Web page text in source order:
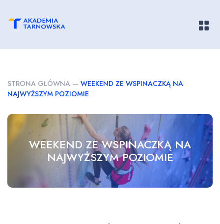
STRONA GŁÓWNA — WEEKEND ZE WSPINACZKĄ NA
NAJWYŻSZYM POZIOMIE
WEEKEND ZE WSPINACZKĄ NA
NAJWYŻSZYM POZIOMIE